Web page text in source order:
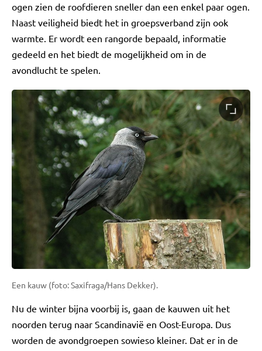
ogen zien de roofdieren sneller dan een enkel paar ogen.
Naast veiligheid biedt het in groepsverband zijn ook
warmte. Er wordt een rangorde bepaald, informatie
gedeeld en het biedt de mogelijkheid om in de
avondlucht te spelen.
Een kauw (foto: Saxifraga/Hans Dekker).
Nu de winter bijna voorbij is, gaan de kauwen uit het
noorden terug naar Scandinavië en Oost-Europa. Dus
worden de avondgroepen sowieso kleiner. Dat er in de